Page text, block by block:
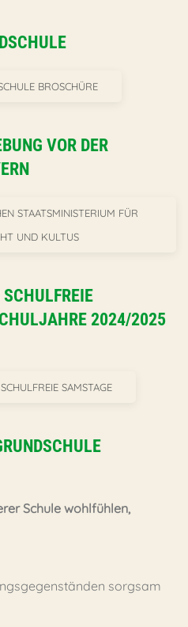
BROSCHÜRE
VOR DER
STAATSMINISTERIUM FÜR
UND KULTUS
SCHULFREIE
2024/2025
SAMSTAGE
Schule wohlfühlen,
sorgsam